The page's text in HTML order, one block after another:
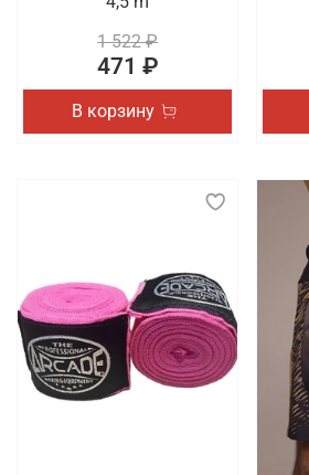
1 522 ₽
471 ₽
В корзину